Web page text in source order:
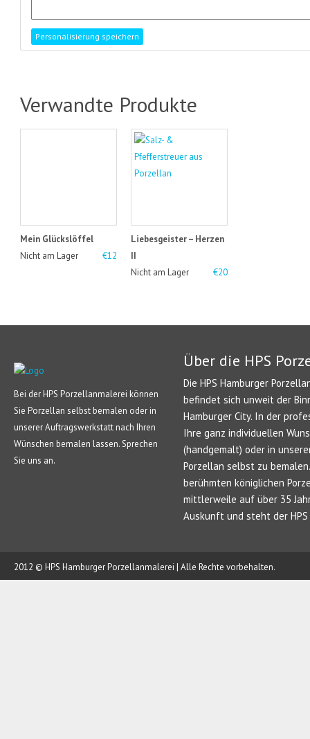
Verwandte Produkte
Mein Glückslöffel
€12
Nicht am Lager
Liebesgeister – Herzen
II
€20
Nicht am Lager
Bei der HPS Porzellanmalerei können
Sie Porzellan selbst bemalen oder in
unserer Auftragswerkstatt nach Ihren
Wünschen bemalen lassen. Sprechen
Sie uns an.
Über die HPS
Die HPS Hamburger
befindet sich unweit der
Hamburger City. In der
Ihre ganz individuellen
(handgemalt) oder in
Porzellan selbst zu
berühmten königlichen
mittlerweile auf über 35
Auskunft und steht der
2012 © HPS Hamburger Porzellanmalerei | Alle Rechte vorbehalten.